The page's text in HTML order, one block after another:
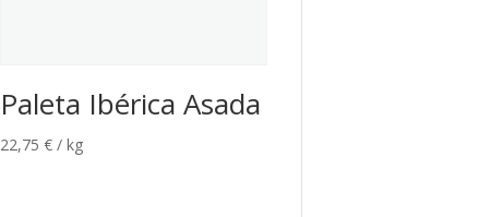
Paleta Ibérica Asada
22,75€ / kg